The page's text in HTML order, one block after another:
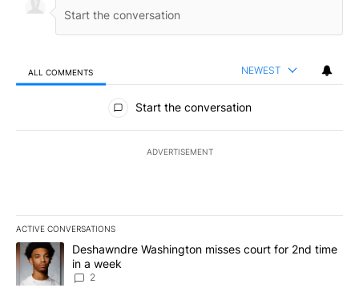
ALL COMMENTS NEWEST
All Comments
Start the conversation
ADVERTISEMENT
ACTIVE CONVERSATIONS
The following is a list of the most commented articles in the last
A trending article titled "Deshawndre Washington misses court
Deshawndre Washington misses court for 2nd time
in a week
2